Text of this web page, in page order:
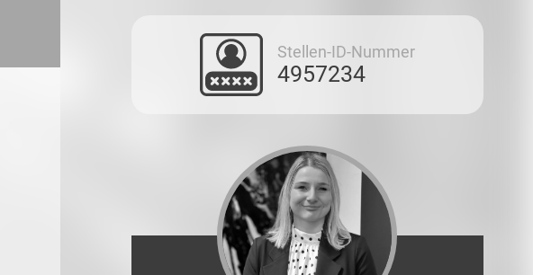
Stellen-ID-Nummer
4957234